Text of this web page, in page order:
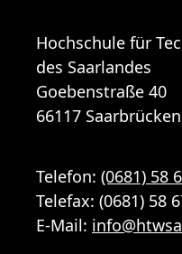
Hochschule für
des Saarlandes
Goebenstraße 40
66117 Saarbrücken
Telefon: (0681) 58
Telefax: (0681) 58
E-Mail: info@